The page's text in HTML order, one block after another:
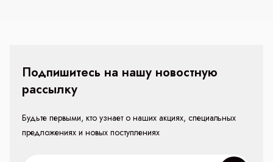
Подпишитесь на нашу новостную
рассылку
Будьте первыми, кто узнает о наших акциях, специальных
предложениях и новых поступлениях